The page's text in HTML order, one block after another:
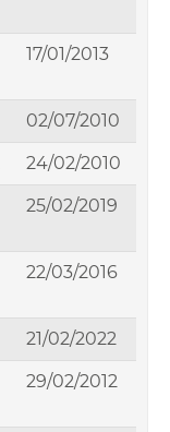
17/01/2013
02/07/2010
24/02/2010
25/02/2019
22/03/2016
21/02/2022
29/02/2012